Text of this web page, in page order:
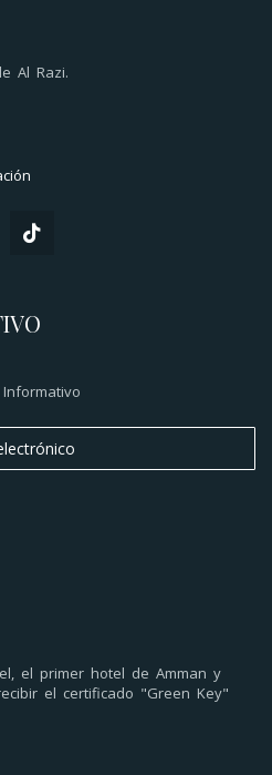
Al Razi.
el primer hotel de Amman y
el certificado "Green Key"